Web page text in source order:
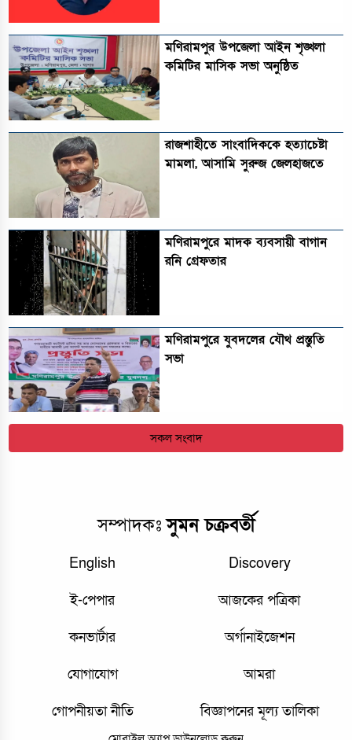
মণিরামপুর উপজেলা আইন শৃঙ্খলা
কমিটির মাসিক সভা অনুষ্ঠিত‎‎
রাজশাহীতে সাংবাদিককে হত্যাচেষ্টা
মামলা, আসামি সুরুজ জেলহাজতে
মণিরামপুরে মাদক ব্যবসায়ী বাগান
রনি গ্রেফতার
মণিরামপুরে যুবদলের যৌথ প্রস্তুতি
সভা
সকল সংবাদ
সম্পাদকঃসুমন চক্রবর্তী
English Discovery
ই-পেপার আজকের পত্রিকা
কনভার্টার অর্গানাইজেশন
যোগাযোগ আমরা
গোপনীয়তা নীতি বিজ্ঞাপনের মূল্য তালিকা